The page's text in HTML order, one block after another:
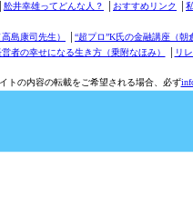
舩井幸雄ってどんな人？ おすすめリンク
島康司先生）
“超プロ”K氏の金融講座（朝
営者の幸せになる生き方（乗附なほみ）
リ
トの内容の転載をご希望される場合、必ず